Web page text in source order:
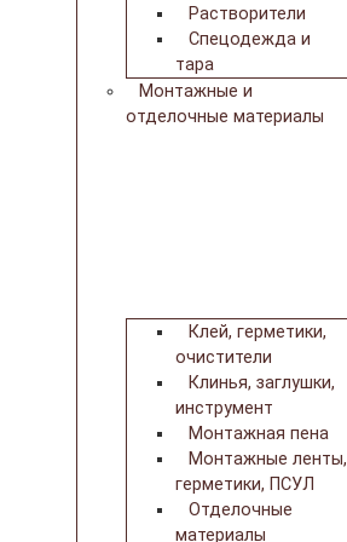
Растворители
Спецодежда и
тара
Монтажные и
отделочные материалы
Клей, герметики,
очистители
Клинья, заглушки,
инструмент
Монтажная пена
Монтажные ленты,
герметики, ПСУЛ
Отделочные
материалы